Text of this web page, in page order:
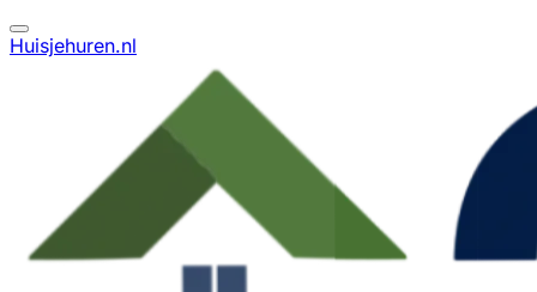
Huisjehuren.nl